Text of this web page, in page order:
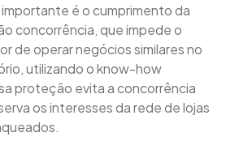
é o cumprimento da
concorrência, que impede o
de operar negócios similares no
utilizando o know-how
proteção evita a concorrência
os interesses da rede de lojas